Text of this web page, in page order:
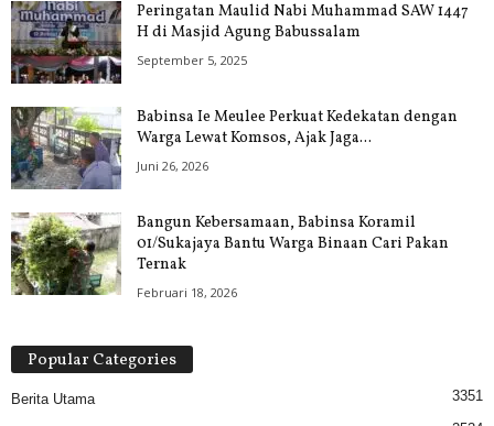
Peringatan Maulid Nabi Muhammad SAW 1447
H di Masjid Agung Babussalam
September 5, 2025
Babinsa Ie Meulee Perkuat Kedekatan dengan
Warga Lewat Komsos, Ajak Jaga...
Juni 26, 2026
Bangun Kebersamaan, Babinsa Koramil
01/Sukajaya Bantu Warga Binaan Cari Pakan
Ternak
Februari 18, 2026
Popular Categories
Berita Utama 3351